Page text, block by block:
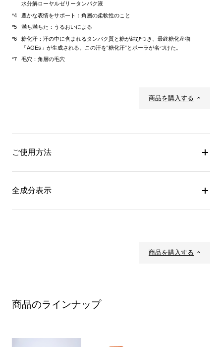
水分解ローヤルゼリータンパク液
豊かな表情をサポート：角層の柔軟性のこと
満ち満ちた：うるおいによる
糖化汗：汗の中に含まれるタンパク質と糖が結びつき、最終糖化産物
「AGEs」が生成される。この汗を“糖化汗”とポーラが名づけた。
毛穴：角層の毛穴
商品を購入する
ご使用方法
全成分表示
商品を購入する
商品のラインナップ